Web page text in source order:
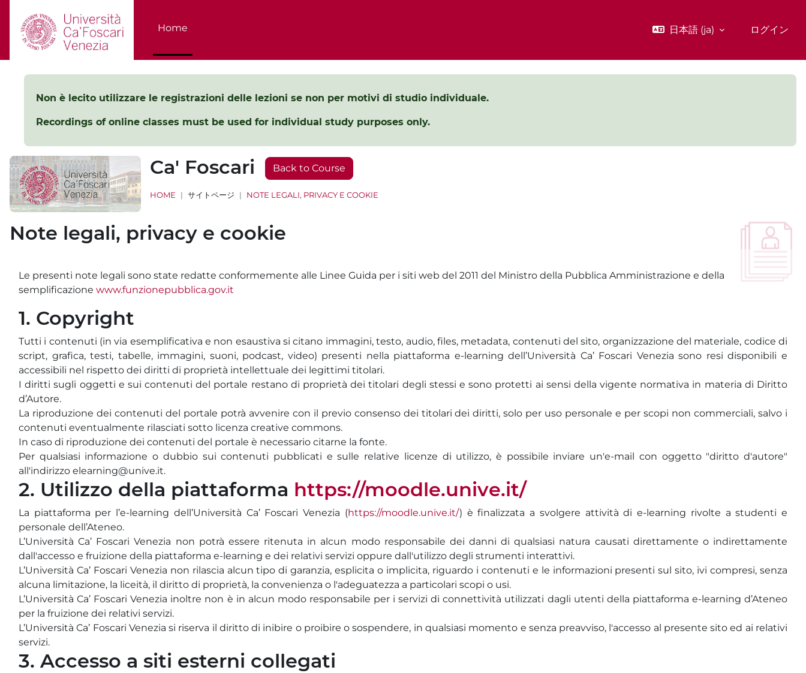
Home
日本語 ‎(ja)‎ ログイン
Non è lecito utilizzare le registrazioni delle lezioni se non per motivi di studio individuale.
Recordings of online classes must be used for individual study purposes only.
Ca' Foscari Back to Course
HOME サイトページ NOTE LEGALI, PRIVACY E COOKIE
Note legali, privacy e cookie
Le presenti note legali sono state redatte conformemente alle Linee Guida per i siti web del 2011 del Ministro della Pubblica Amministrazione e della
semplificazione www.funzionepubblica.gov.it
1. Copyright
Tutti i contenuti (in via esemplificativa e non esaustiva si citano immagini, testo, audio, files, metadata, contenuti del sito, organizzazione del materiale, codice di
script, grafica, testi, tabelle, immagini, suoni, podcast, video) presenti nella piattaforma e-learning dell’Università Ca’ Foscari Venezia sono resi disponibili e
accessibili nel rispetto dei diritti di proprietà intellettuale dei legittimi titolari.
I diritti sugli oggetti e sui contenuti del portale restano di proprietà dei titolari degli stessi e sono protetti ai sensi della vigente normativa in materia di Diritto
d’Autore.
La riproduzione dei contenuti del portale potrà avvenire con il previo consenso dei titolari dei diritti, solo per uso personale e per scopi non commerciali, salvo i
contenuti eventualmente rilasciati sotto licenza creative commons.
In caso di riproduzione dei contenuti del portale è necessario citarne la fonte.
Per qualsiasi informazione o dubbio sui contenuti pubblicati e sulle relative licenze di utilizzo, è possibile inviare un'e-mail con oggetto "diritto d'autore"
all'indirizzo elearning@unive.it.
2. Utilizzo della piattaforma https://moodle.unive.it/
La piattaforma per l’e-learning dell’Università Ca’ Foscari Venezia (https://moodle.unive.it/) è finalizzata a svolgere attività di e-learning rivolte a studenti e
personale dell’Ateneo.
L’Università Ca’ Foscari Venezia non potrà essere ritenuta in alcun modo responsabile dei danni di qualsiasi natura causati direttamente o indirettamente
dall'accesso e fruizione della piattaforma e-learning e dei relativi servizi oppure dall'utilizzo degli strumenti interattivi.
L’Università Ca’ Foscari Venezia non rilascia alcun tipo di garanzia, esplicita o implicita, riguardo i contenuti e le informazioni presenti sul sito, ivi compresi, senza
alcuna limitazione, la liceità, il diritto di proprietà, la convenienza o l'adeguatezza a particolari scopi o usi.
L’Università Ca’ Foscari Venezia inoltre non è in alcun modo responsabile per i servizi di connettività utilizzati dagli utenti della piattaforma e-learning d’Ateneo
per la fruizione dei relativi servizi.
L’Università Ca’ Foscari Venezia si riserva il diritto di inibire o proibire o sospendere, in qualsiasi momento e senza preavviso, l'accesso al presente sito ed ai relativi
servizi.
3. Accesso a siti esterni collegati